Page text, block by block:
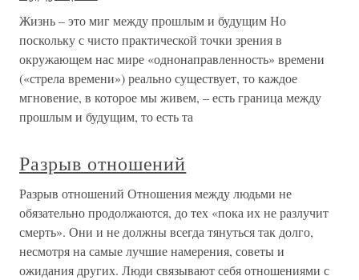
Жизнь – это миг между прошлым и будущим Но
поскольку с чисто практической точки зрения в
окружающем нас мире «однонаправленность» времени
(«стрела времени») реально существует, то каждое
мгновение, в которое мы живем, – есть граница между
прошлым и будущим, то есть та
Разрыв отношений
Разрыв отношений Отношения между людьми не
обязательно продолжаются, до тех «пока их не разлучит
смерть». Они и не должны всегда тянуться так долго,
несмотря на самые лучшие намерения, советы и
ожидания других. Люди связывают себя отношениями с